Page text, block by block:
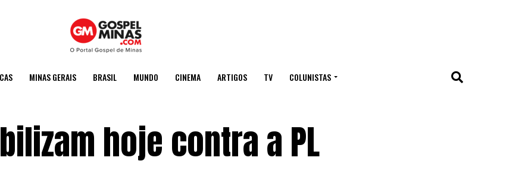
MINAS GERAIS BRASIL MUNDO CINEMA ARTIGOS TV COLUNISTAS
hoje contra a PL